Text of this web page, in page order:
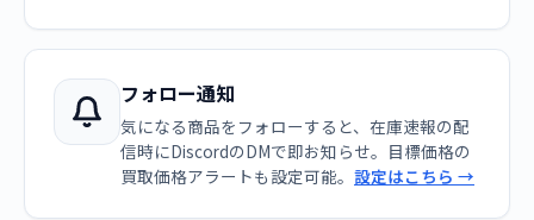
フォロー通知
気になる商品をフォローすると、在庫速報の配
信時にDiscordのDMで即お知らせ。目標価格の
買取価格アラートも設定可能。 設定はこちら →